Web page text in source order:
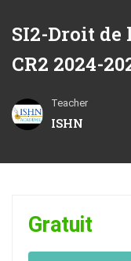
SI2-Droit de
CR2 2024-
Teacher
ISHN
Gratuit